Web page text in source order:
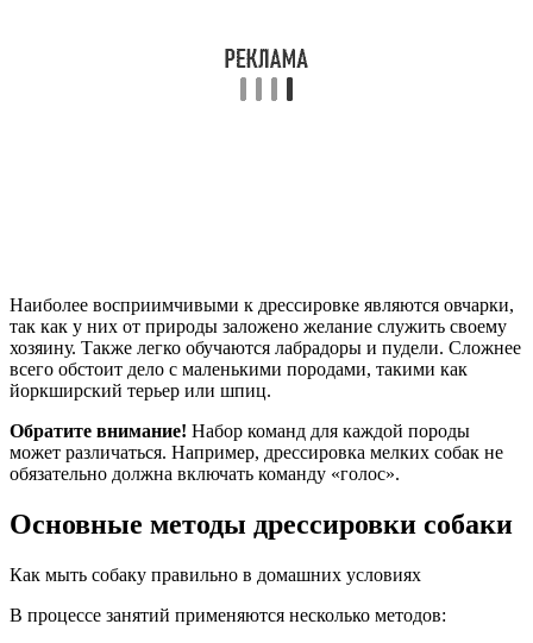
Наиболее восприимчивыми к дрессировке являются овчарки,
так как у них от природы заложено желание служить своему
хозяину. Также легко обучаются лабрадоры и пудели. Сложнее
всего обстоит дело с маленькими породами, такими как
йоркширский терьер или шпиц.
Обратите внимание! Набор команд для каждой породы
может различаться. Например, дрессировка мелких собак не
обязательно должна включать команду «голос».
Основные методы дрессировки собаки
Как мыть собаку правильно в домашних условиях
В процессе занятий применяются несколько методов: